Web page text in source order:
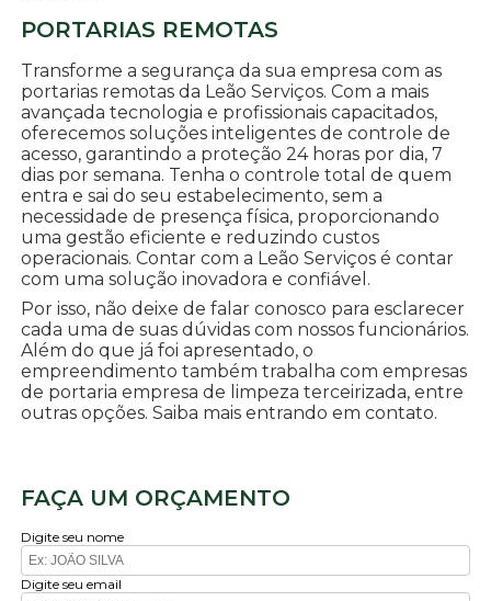
PORTARIAS REMOTAS
Transforme a segurança da sua empresa com as
portarias remotas da Leão Serviços. Com a mais
avançada tecnologia e profissionais capacitados,
oferecemos soluções inteligentes de controle de
acesso, garantindo a proteção 24 horas por dia, 7
dias por semana. Tenha o controle total de quem
entra e sai do seu estabelecimento, sem a
necessidade de presença física, proporcionando
uma gestão eficiente e reduzindo custos
operacionais. Contar com a Leão Serviços é contar
com uma solução inovadora e confiável.
Por isso, não deixe de falar conosco para esclarecer
cada uma de suas dúvidas com nossos funcionários.
Além do que já foi apresentado, o
empreendimento também trabalha com empresas
de portaria empresa de limpeza terceirizada, entre
outras opções. Saiba mais entrando em contato.
FAÇA UM ORÇAMENTO
Digite seu nome
Digite seu email